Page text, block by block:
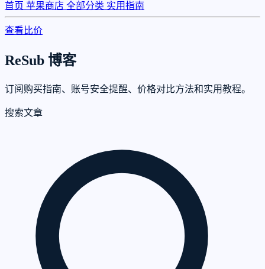
首页 苹果商店 全部分类 实用指南
查看比价
ReSub 博客
订阅购买指南、账号安全提醒、价格对比方法和实用教程。
搜索文章